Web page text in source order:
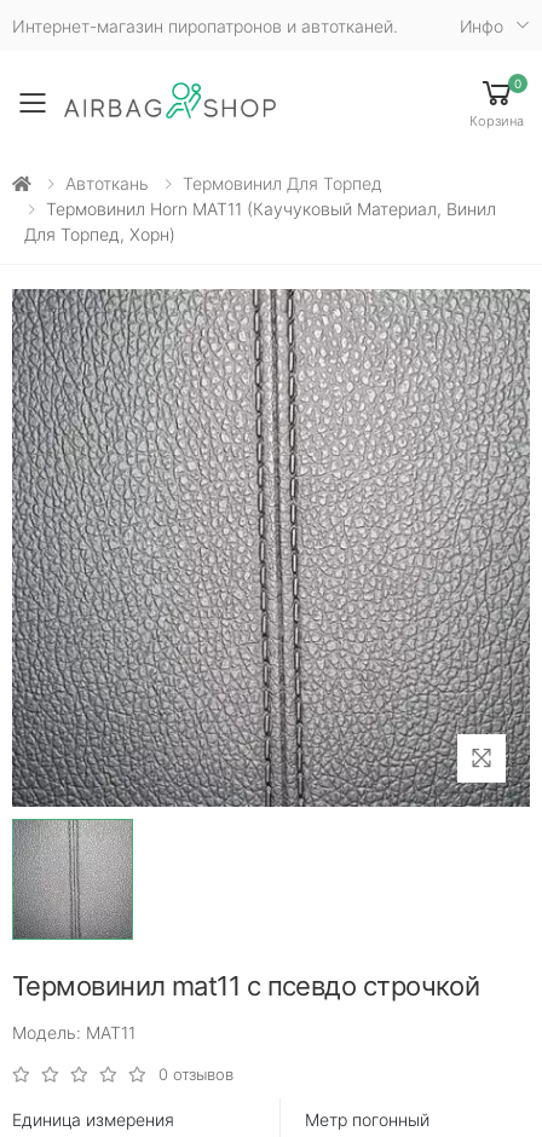
Интернет-магазин пиропатронов и автотканей. Инфо
Toggle mobile menu
0
Корзина
Автоткань
Термовинил Для Торпед
Термовинил Horn MAT11 (каучуковый Материал, Винил
Для Торпед, Хорн)
Термовинил mat11 с псевдо строчкой
Модель: MAT11
0 отзывов
Единица измерения Метр погонный